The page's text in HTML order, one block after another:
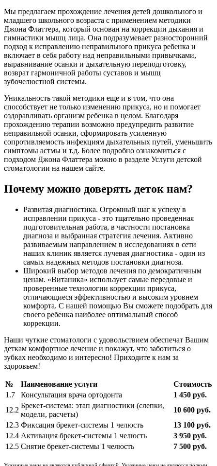
Мы предлагаем прохождение лечения детей дошкольного и
младшего школьного возраста с применением методики
Джона Флаттера, который основан на коррекции дыхания и
гимнастики мышц лица. Она подразумевает разносторонний
подход к исправлению неправильного прикуса ребенка и
включает в себя работу над неправильными привычками,
выравнивание осанки и дыхательную переподготовку,
возврат гармоничной работы суставов и мышц
зубочелюстной системы.
Уникальность такой методики еще и в том, что она
способствует не только изменению прикуса, но и помогает
оздоравливать организм ребенка в целом. Благодаря
прохождению терапии возможно предупредить развитие
неправильной осанки, сформировать усиленную
сопротивляемость инфекциям дыхательных путей, уменьшить
симптомы астмы и т.д. Более подробно ознакомиться с
подходом Джона Флаттера можно в разделе Услуги детской
стоматологии на нашем сайте.
Почему можно доверять деток нам?
Развитая диагностика. Огромный шаг к успеху в
исправлении прикуса - это тщательно проведенная
подготовительная работа, в частности постановка
диагноза и выбранная стратегия лечения. Активно
развиваемым направлением в исследованиях в сети
наших клиник является лучевая диагностика - один из
самых надежных методов постановки диагноза.
Широкий выбор методов лечения по демократичным
ценам. «Витаника» использует самые передовые и
проверенные технологии коррекции прикуса,
отличающиеся эффективностью и высоким уровнем
комфорта. С нашей помощью Вы сможете подобрать для
своего ребенка наиболее оптимальный способ
коррекции.
Наши чуткие стоматологи с удовольствием обеспечат Вашим
деткам комфортное лечение и покажут, что заботиться о
зубках необходимо и интересно! Приходите к нам за
здоровьем!
№ Наименование услуги
Стоимость
1.7
Консультация врача ортодонта
1 450 руб.
12.2
Брекет-система: этап диагностики (слепки,
модели, расчеты)
10 600 руб.
12.3 Фиксация брекет-системы 1 челюсть
13 100 руб.
12.4 Активация брекет-системы 1 челюсть
3 950 руб.
12.5 Снятие брекет-системы 1 челюсть 7 500 руб.